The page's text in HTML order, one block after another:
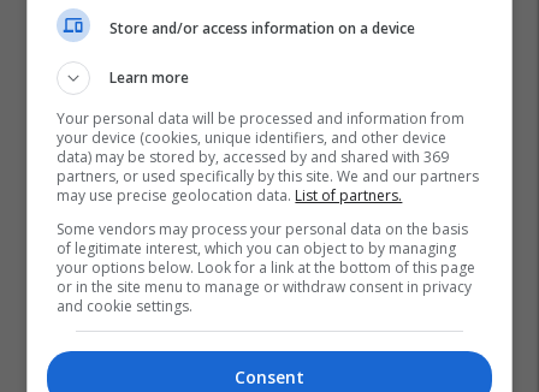
Store and/or access information on a device
Learn more
Your personal data will be processed and information from
your device (cookies, unique identifiers, and other device
data) may be stored by, accessed by and shared with 369
partners, or used specifically by this site. We and our partners
may use precise geolocation data. List of partners.
Some vendors may process your personal data on the basis
of legitimate interest, which you can object to by managing
your options below. Look for a link at the bottom of this page
or in the site menu to manage or withdraw consent in privacy
and cookie settings.
Consent